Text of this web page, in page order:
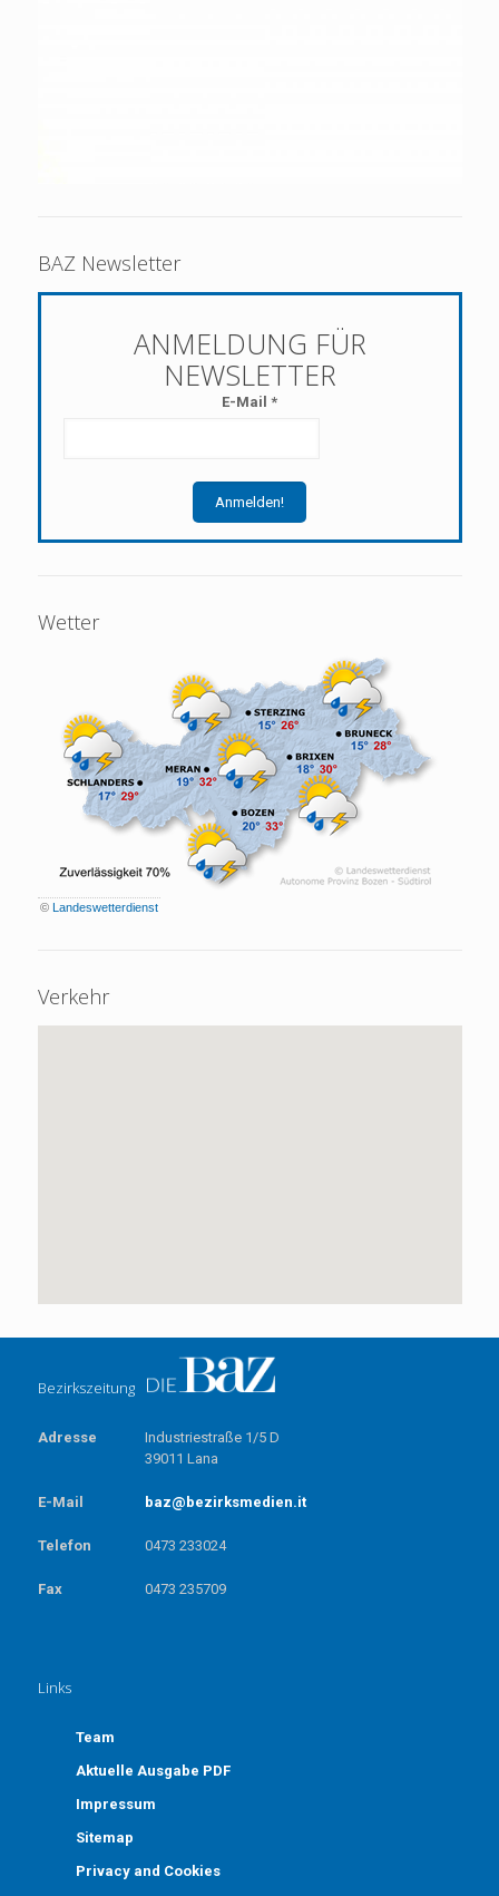
BAZ Newsletter
E-Mail *
Wetter
© Landeswetterdienst
Verkehr
Bezirkszeitung
Adresse
Industriestraße 1/5 D
39011 Lana
E-Mail baz@bezirksmedien.it
Telefon 0473 233024
Fax 0473 235709
Links
Team
Aktuelle Ausgabe PDF
Impressum
Sitemap
Privacy and Cookies